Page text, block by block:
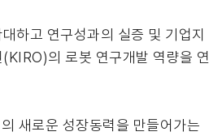
하고 연구성과의 실증 및 기업지
의 로봇 연구개발 역량을 연
새로운 성장동력을 만들어가는